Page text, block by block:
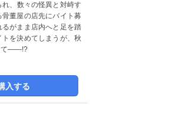
れ、数々の怪異と対峙す
董屋の店先にバイト募
がまま店内へと足を踏
を決めてしまうが、秋
て――!?
入する